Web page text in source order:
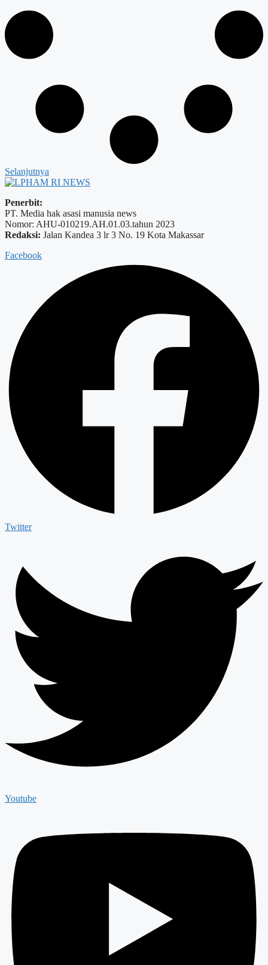
Selanjutnya
Penerbit:
PT. Media hak asasi manusia news
Nomor: AHU-010219.AH.01.03.tahun 2023
Redaksi: Jalan Kandea 3 lr 3 No. 19 Kota Makassar
Facebook
Twitter
Youtube